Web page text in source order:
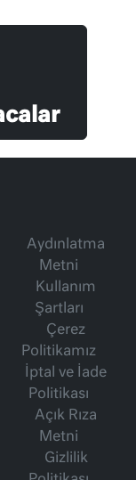
Aydınlatma
Metni
Kullanım
Şartları
Çerez
Politikamız
İptal ve İade
Politikası
Açık Rıza
Metni
Gizlilik